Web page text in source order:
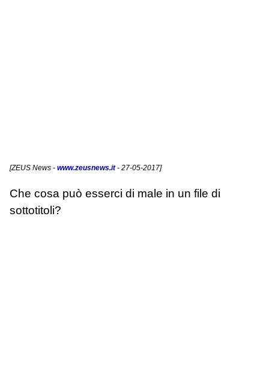
[ZEUS News - www.zeusnews.it- 27-05-2017]
Che cosa può esserci di male in un file di
sottotitoli?